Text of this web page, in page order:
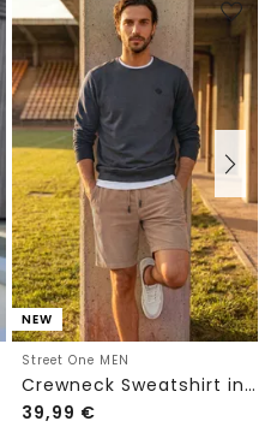
NEW
Street One MEN
Crewneck Sweatshirt in Unifarbe
39,99 €